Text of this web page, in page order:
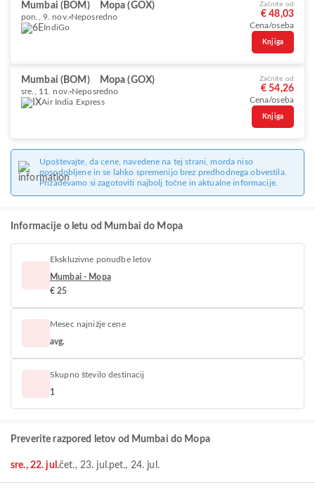
Mumbai (BOM) Mopa (GOX)
pon., 9. nov. Neposredno
IndiGo
Začnite od
€ 48,03
Cena/oseba
Knjiga
Mumbai (BOM) Mopa (GOX)
sre., 11. nov. Neposredno
Air India Express
Začnite od
€ 54,26
Cena/oseba
Knjiga
Upoštevajte, da cene, navedene na tej strani, morda niso
posodobljene in se lahko spremenijo brez predhodnega obvestila.
Prizadevamo si zagotoviti najbolj točne in aktualne informacije.
Informacije o letu od Mumbai do Mopa
Ekskluzivne ponudbe letov
Mumbai - Mopa
€ 25
Mesec najnižje cene
avg.
Skupno število destinacij
1
Preverite razpored letov od Mumbai do Mopa
sre., 22. jul.čet., 23. jul.pet., 24. jul.